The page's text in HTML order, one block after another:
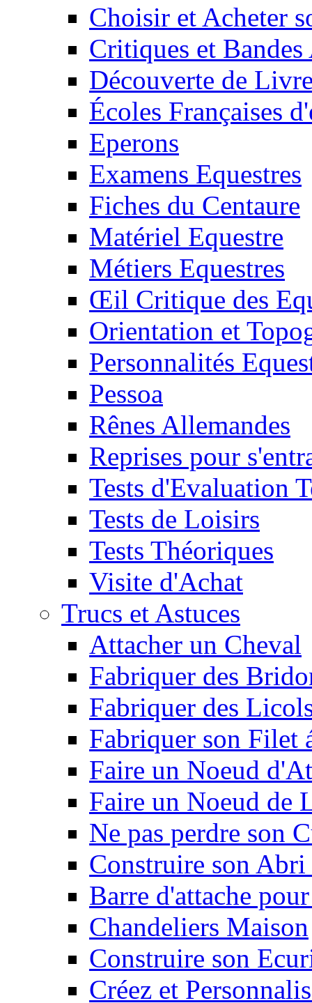
Choisir et Acheter
Critiques et
Découverte de
Écoles Françaises
Eperons
Examens Equestres
Fiches du Centaure
Matériel Equestre
Métiers Equestres
Œil Critique des
Orientation et
Personnalités
Pessoa
Rênes Allemandes
Reprises pour
Tests d'Evaluation
Tests de Loisirs
Tests Théoriques
Visite d'Achat
Trucs et Astuces
Attacher un Cheval
Fabriquer des
Fabriquer des
Fabriquer son Filet
Faire un Noeud
Faire un Noeud de
Ne pas perdre son
Construire son
Barre d'attache
Chandeliers Maison
Construire son
Créez et